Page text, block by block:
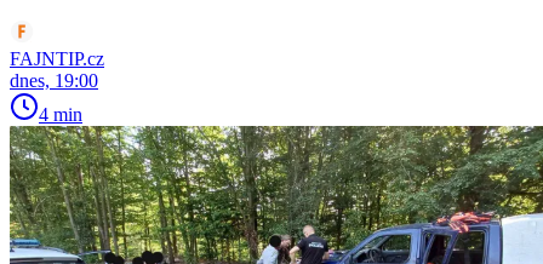
FAJNTIP.cz
dnes, 19:00
4 min